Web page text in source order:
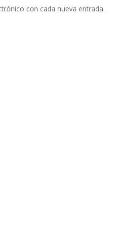
con cada nueva entrada.